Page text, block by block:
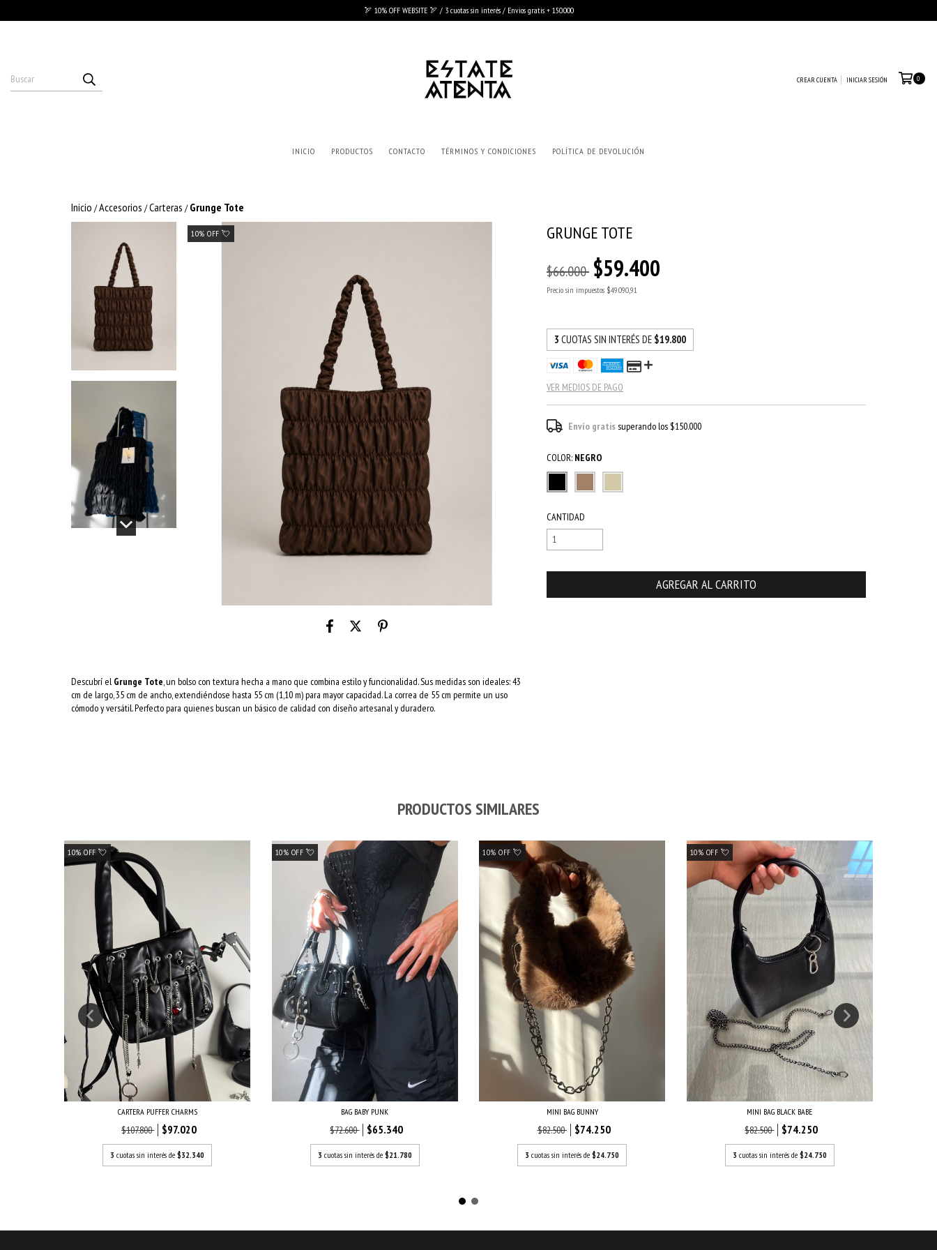
🏹 10% OFF WEBSITE 🏹 / 3 cuotas sin interés / Envios gratis + 150.000
CREAR CUENTA INICIAR SESIÓN 0
INICIO PRODUCTOS CONTACTO TÉRMINOS Y CONDICIONES POLÍTICA DE DEVOLUCIÓN
Inicio /Accesorios /Carteras / Grunge Tote
10% OFF 💘
Descubrí el Grunge Tote , un bolso con textura hecha a mano que combina estilo y funcionalidad. Sus medidas son ideales: 43
cm de largo, 35 cm de ancho, extendiéndose hasta 55 cm (1,10 m) para mayor capacidad. La correa de 55 cm permite un uso
cómodo y versátil. Perfecto para quienes buscan un básico de calidad con diseño artesanal y duradero.
GRUNGE TOTE
$66.000 $59.400
Precio sin impuestos $49.090,91
3 CUOTAS SIN INTERÉS DE $19.800
VER MEDIOS DE PAGO
Envío gratis superando los $150.000
COLOR: NEGRO
CANTIDAD
PRODUCTOS SIMILARES
10% OFF 💘
CARTERA PUFFER CHARMS
$107.800 $97.020
3 cuotas sin interés de$32.340
10% OFF 💘
BAG BABY PUNK
$72.600 $65.340
3 cuotas sin interés de $21.780
10% OFF 💘
MINI BAG BUNNY
$82.500 $74.250
3 cuotas sin interés de$24.750
10% OFF 💘
MINI BAG BLACK BABE
$82.500 $74.250
3 cuotas sin interés de $24.750